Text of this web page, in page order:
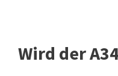
Wird der